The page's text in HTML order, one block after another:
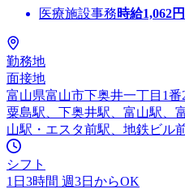
医療施設事務時給1,062
勤務地
面接地
富山県富山市下奥井一丁目1番
粟島駅、下奥井駅、富山駅、
山駅・エスタ前駅、地鉄ビル
シフト
1日3時間 週3日からOK